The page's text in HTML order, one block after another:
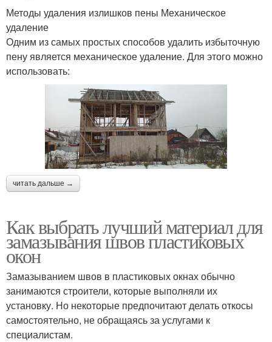
Методы удаления излишков пены Механическое
удаление
Одним из самых простых способов удалить избыточную
пену является механическое удаление. Для этого можно
использовать:
читать дальше →
Как выбрать лучший материал для
замазывания швов пластиковых
окон
Замазыванием швов в пластиковых окнах обычно
занимаются строители, которые выполняли их
установку. Но некоторые предпочитают делать откосы
самостоятельно, не обращаясь за услугами к
специалистам.